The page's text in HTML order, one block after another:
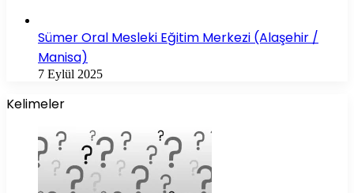
Sümer Oral Mesleki Eğitim Merkezi (Alaşehir /
Manisa)
7 Eylül 2025
Kelimeler